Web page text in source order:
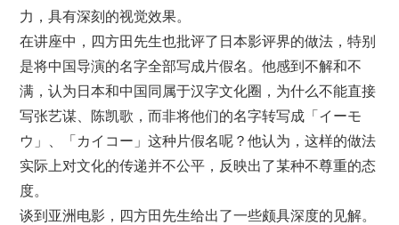
力，具有深刻的视觉效果。
在讲座中，四方田先生也批评了日本影评界的做法，特别
是将中国导演的名字全部写成片假名。他感到不解和不
满，认为日本和中国同属于汉字文化圈，为什么不能直接
写张艺谋、陈凯歌，而非将他们的名字转写成「イーモ
ウ」、「カイコー」这种片假名呢？他认为，这样的做法
实际上对文化的传递并不公平，反映出了某种不尊重的态
度。
谈到亚洲电影，四方田先生给出了一些颇具深度的见解。